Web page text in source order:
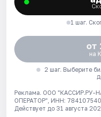
1 шаг.
от
на
2 шаг. Выберите
Реклама. ООО
ОПЕРАТОР", ИНН:
Действует до 31 августа